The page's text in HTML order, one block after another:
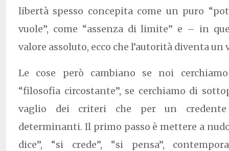
libertà spesso concepita come un puro
vuole”, come “assenza di limite” e – in
valore assoluto, ecco che l’autorità diventa un
Le cose però cambiano se noi
“filosofia circostante”, se cerchiamo di
vaglio dei criteri che per un credente
determinanti. Il primo passo è mettere a
dice”, “si crede”, “si pensa”,